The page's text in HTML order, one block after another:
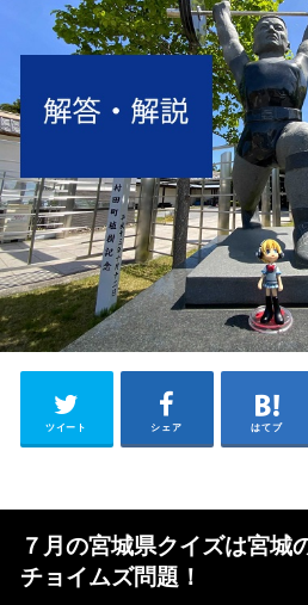
ツイート シェア はてブ
７月の宮城県クイズは宮城
チョイムズ問題！